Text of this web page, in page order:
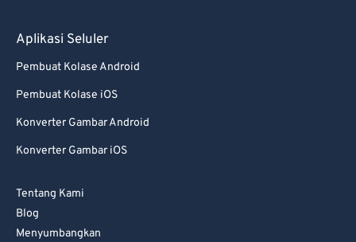
Aplikasi Seluler
Pembuat Kolase Android
Pembuat Kolase iOS
Konverter Gambar Android
Konverter Gambar iOS
Tentang Kami
Blog
Menyumbangkan